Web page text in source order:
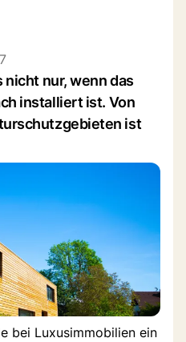
nicht nur, wenn das
installiert ist. Von
ist
bei Luxusimmobilien ein